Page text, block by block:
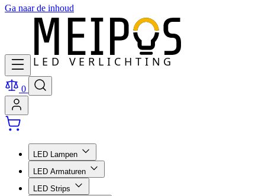
Ga naar de inhoud
0
LED Lampen
LED Armaturen
LED Strips